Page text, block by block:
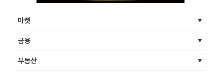
마켓
금융
부동산